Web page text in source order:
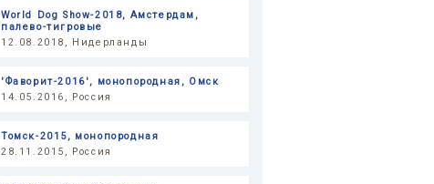
World Dog Show-2018, Амстердам,
палево-тигровые
12.08.2018, Нидерланды
'Фаворит-2016', монопородная, Омск
14.05.2016, Россия
Томск-2015, монопородная
28.11.2015, Россия